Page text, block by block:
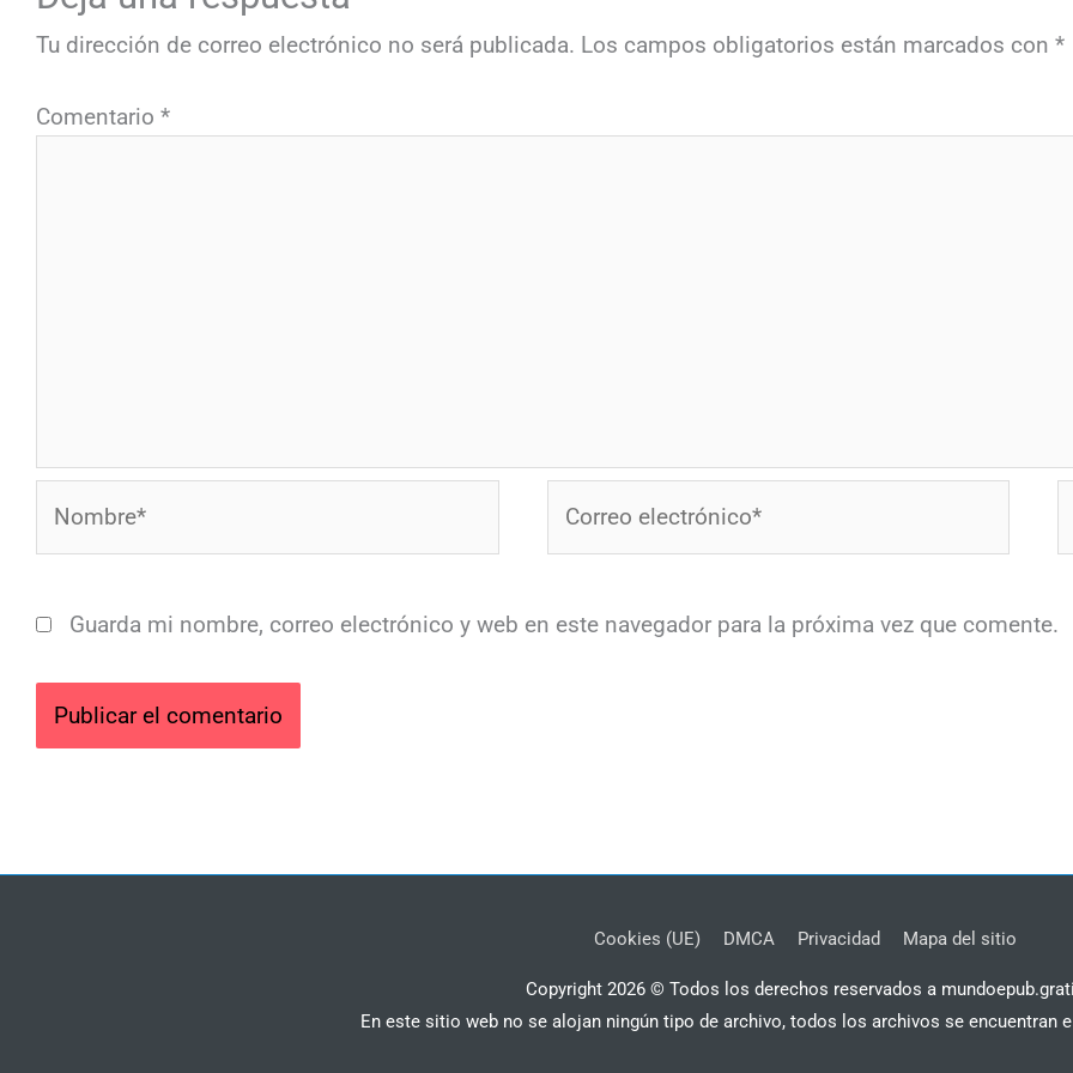
Tu dirección de correo electrónico no será publicada. Los campos obligatorios están marcados con *
Comentario *
Guarda mi nombre, correo electrónico y web en este navegador para la próxima vez que comente.
Cookies (UE) DMCA Privacidad Mapa del sitio
Copyright 2026 © Todos los derechos reservados a
En este sitio web no se alojan ningún tipo de archivo, todos los archivos se encuentran